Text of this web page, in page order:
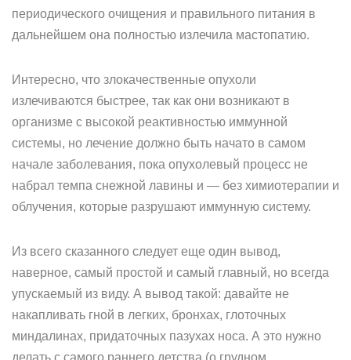
периодического очищения и правильного питания в
дальнейшем она полностью излечила мастопатию.
Интересно, что злокачественные опухоли
излечиваются быстрее, так как они возникают в
организме с высокой реактивностью иммунной
системы, но лечение должно быть начато в самом
начале заболевания, пока опухолевый процесс не
набрал темпа снежной лавины и — без химиотерапии и
облучения, которые разрушают иммунную систему.
Из всего сказанного следует еще один вывод,
наверное, самый простой и самый главный, но всегда
упускаемый из виду. А вывод такой: давайте не
накапливать гной в легких, бронхах, глоточных
миндалинах, придаточных пазухах носа. А это нужно
делать с самого раннего детства (о грудном